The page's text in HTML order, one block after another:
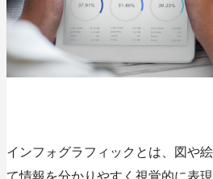
インフォグラフィックとは、
図や
て情報を分かりやすく視覚的に表